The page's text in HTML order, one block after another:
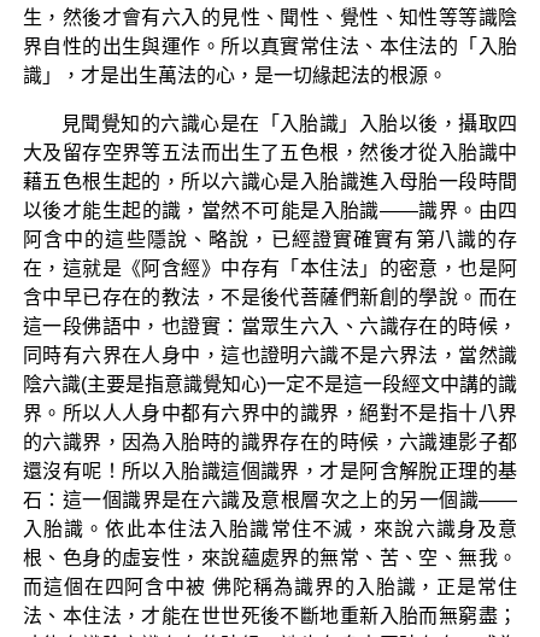
生，然後才會有六入的見性、聞性、覺性、知性等等識陰
界自性的出生與運作。所以真實常住法、本住法的「入胎
識」，才是出生萬法的心，是一切緣起法的根源。
見聞覺知的六識心是在「入胎識」入胎以後，攝取四
大及留存空界等五法而出生了五色根，然後才從入胎識中
藉五色根生起的，所以六識心是入胎識進入母胎一段時間
以後才能生起的識，當然不可能是入胎識——識界。由四
阿含中的這些隱說、略說，已經證實確實有第八識的存
在，這就是《阿含經》中存有「本住法」的密意，也是阿
含中早已存在的教法，不是後代菩薩們新創的學說。而在
這一段佛語中，也證實：當眾生六入、六識存在的時候，
同時有六界在人身中，這也證明六識不是六界法，當然識
陰六識(主要是指意識覺知心)一定不是這一段經文中講的識
界。所以人人身中都有六界中的識界，絕對不是指十八界
的六識界，因為入胎時的識界存在的時候，六識連影子都
還沒有呢！所以入胎識這個識界，才是阿含解脫正理的基
石：這一個識界是在六識及意根層次之上的另一個識——
入胎識。依此本住法入胎識常住不滅，來說六識身及意
根、色身的虛妄性，來說蘊處界的無常、苦、空、無我。
而這個在四阿含中被 佛陀稱為識界的入胎識，正是常住
法、本住法，才能在世世死後不斷地重新入胎而無窮盡；